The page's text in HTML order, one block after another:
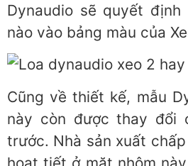
Dynaudio sẽ quyết định
nào vào bảng màu của
Cũng về thiết kế, mẫu
này còn được thay đổi
trước. Nhà sản xuất